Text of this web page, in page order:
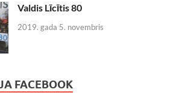
Valdis Līcītis 80
2019. gada 5. novembris
FACEBOOK